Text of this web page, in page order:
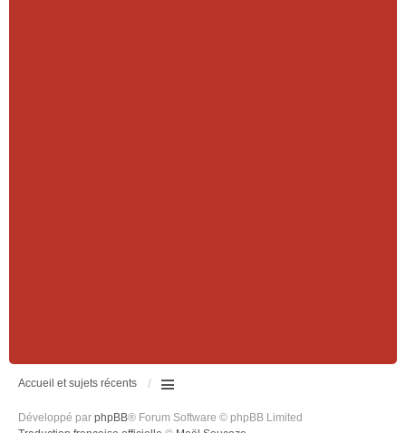
Accueil et sujets récents
Développé par phpBB® Forum Software © phpBB Limited